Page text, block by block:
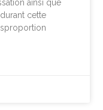
ainsi que
cette